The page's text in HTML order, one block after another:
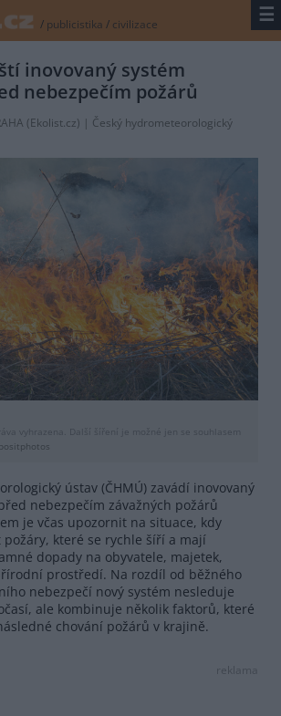
/ publicistika / civilizace ☰
inovovaný systém
nebezpečím požárů
(Ekolist.cz) | Český hydrometeorologický
vyhrazena. Další šíření je možné jen se souhlasem
ústav (ČHMÚ) zavádí inovovaný
nebezpečím závažných požárů
je včas upozornit na situace, kdy
které se rychle šíří a mají
dopady na obyvatele, majetek,
prostředí. Na rozdíl od běžného
nebezpečí nový systém nesleduje
ale kombinuje několik faktorů, které
chování požárů v krajině.
reklama